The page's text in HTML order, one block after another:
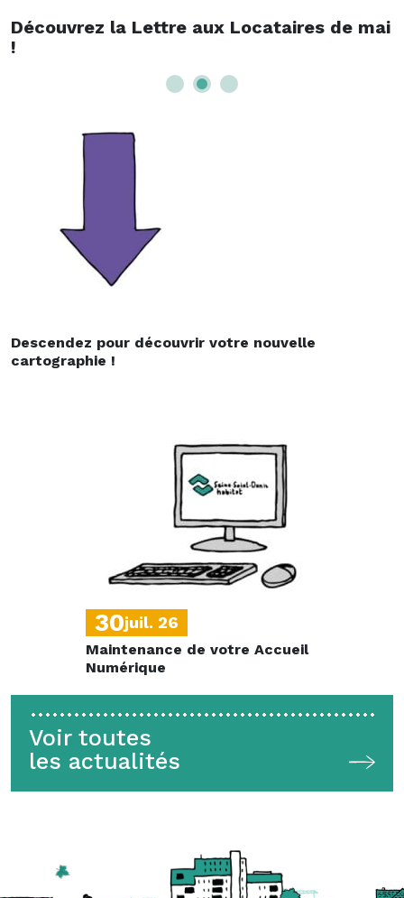
Denis
Découvrez la Lettre aux Locataires de mai
!
Descendez pour découvrir votre nouvelle
cartographie !
30juil. 26
Maintenance de votre Accueil
Numérique
Voir toutes
les actualités